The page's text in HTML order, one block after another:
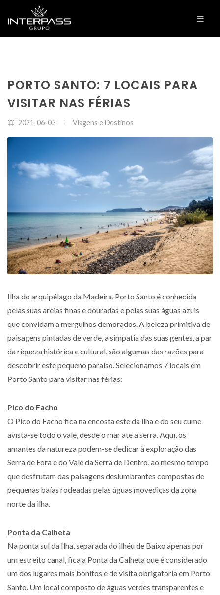
PORTO SANTO: 7 LOCAIS PARA
VISITAR NAS FÉRIAS
2021-06-03 Viagens e Destinos
Ilha do arquipélago da Madeira, Porto Santo é conhecida
pelas suas areias finas e douradas e pelas suas águas azuis
que convidam a mergulhos demorados. A beleza primitiva de
paisagens pintadas de verde, a simpatia das suas gentes, a par
da riqueza histórica e cultural, são algumas das razões para
descobrir este pequeno paraíso. Selecionamos 7 locais em
Porto Santo para visitar nas férias:
Pico do Facho
O Pico do Facho fica na encosta este da ilha e do seu cume
avista-se todo o vale, desde o mar até à serra. Aqui, os
amantes da natureza podem-se dedicar à exploração das
Serra de Fora e do Vale da Serra de Dentro, ao mesmo tempo
que desfrutam das paisagens deslumbrantes compostas de
pequenas baías rodeadas pelas águas movediças da zona
norte da ilha.
Ponta da Calheta
Na ponta sul da Ilha, separada do ilhéu de Baixo apenas por
um estreito canal, fica a Ponta da Calheta que é considerado
um dos lugares mais bonitos e de visita obrigatória em Porto
Santo. Um local composto de águas verdes transparentes e